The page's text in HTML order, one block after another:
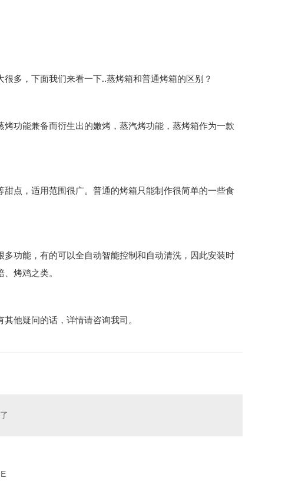
很多，下面我们来看一下..蒸烤箱和普通烤箱的区别？
功能兼备而衍生出的嫩烤，蒸汽烤功能，蒸烤箱作为一款
点，适用范围很广。普通的烤箱只能制作很简单的一些食
功能，有的可以全自动智能控制和自动清洗，因此安装时
烤鸡之类。
他疑问的话，详情请咨询我司。